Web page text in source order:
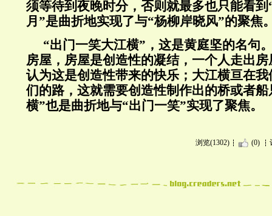
须等待到夜晚时分，否则就最多也只能看
月”是曲折地实现了与“杨柳岸晓风”的聚焦
“出门一笑大江横”，这是黄庭坚的名句
房屋，房屋是创造性的凝结，一个人走出
认为这是创造性带来的快乐；大江横亘在
们的路，这就需要创造性制作出的桥或者
横”也是曲折地与“出门一笑”实现了聚焦。
浏览(1302) (0)